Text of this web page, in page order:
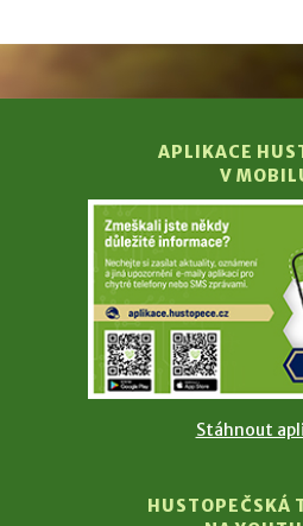
APLIKACE
V
Stáhnout
HUSTOPEČSKÁ